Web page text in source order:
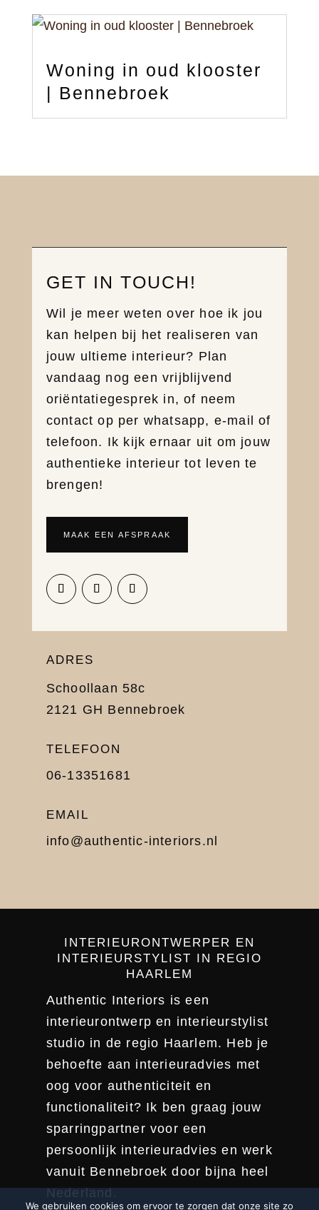
Woning in oud klooster
| Bennebroek
GET IN TOUCH!
Wil je meer weten over hoe ik jou
kan helpen bij het realiseren van
jouw ultieme interieur? Plan
vandaag nog een vrijblijvend
oriëntatiegesprek in, of neem
contact op per whatsapp, e-mail of
telefoon. Ik kijk ernaar uit om jouw
authentieke interieur tot leven te
brengen!
MAAK EEN AFSPRAAK
ADRES
Schoollaan 58c
2121 GH Bennebroek
TELEFOON
06-13351681
EMAIL
info@authentic-interiors.nl
INTERIEURONTWERPER EN
INTERIEURSTYLIST IN REGIO
HAARLEM
Authentic Interiors is een
interieurontwerp en interieurstylist
studio in de regio Haarlem. Heb je
behoefte aan interieuradvies met
oog voor authenticiteit en
functionaliteit? Ik ben graag jouw
sparringpartner voor een
persoonlijk interieuradvies en werk
vanuit Bennebroek door bijna heel
Nederland.
We gebruiken cookies om ervoor te zorgen dat onze site zo